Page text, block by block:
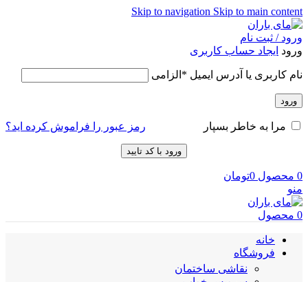
Skip to navigation Skip to main content
ورود / ثبت نام
ورود ایجاد حساب کاربری
نام کاربری یا آدرس ایمیل * الزامی
ورود
رمز عبور را فراموش کرده اید؟ مرا به خاطر بسپار
ورود با کد تایید
0 محصول 0تومان
منو
0 محصول
خانه
فروشگاه
نقاشی ساختمان